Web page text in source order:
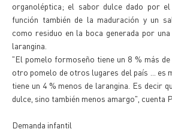
organoléptica; el sabor dulce dado por
función también de la maduración y un
como residuo en la boca generada por
larangina.
"El pomelo formoseño tiene un 8 % más
otro pomelo de otros lugares del país ... es
tiene un 4 % menos de larangina. Es decir
dulce, sino también menos amargo", cuenta
Demanda infantil